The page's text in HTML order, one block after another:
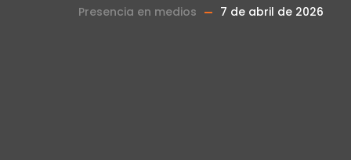
Presencia en medios
7 de abril de 2026